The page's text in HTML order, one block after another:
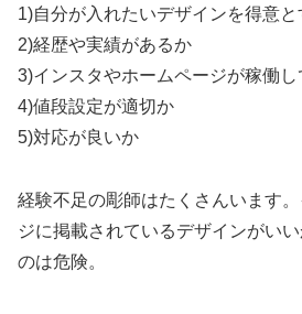
1)自分が入れたいデザインを得意と
2)経歴や実績があるか
3)インスタやホームページが稼働
4)値段設定が適切か
5)対応が良いか
経験不足の彫師はたくさんいます
ジに掲載されているデザインがい
のは危険。